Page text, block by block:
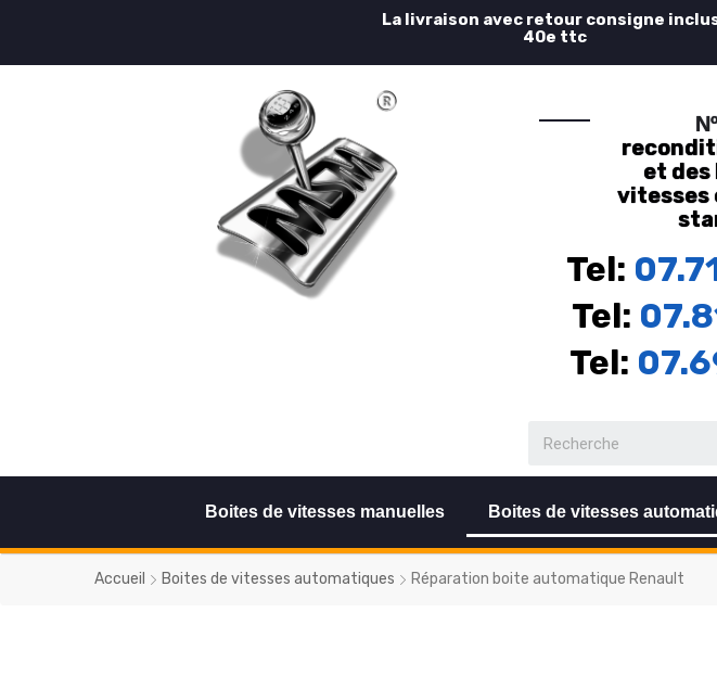
La livraison avec retour consigne
40e ttc
et des
vitesses
Tel:
Tel:
Tel:
Boites de vitesses manuelles Boites de vitesses
Accueil Boites de vitesses automatiques Réparation boite automatique Renault